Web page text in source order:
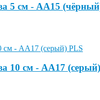
5 см - АА15
10 см - АА17